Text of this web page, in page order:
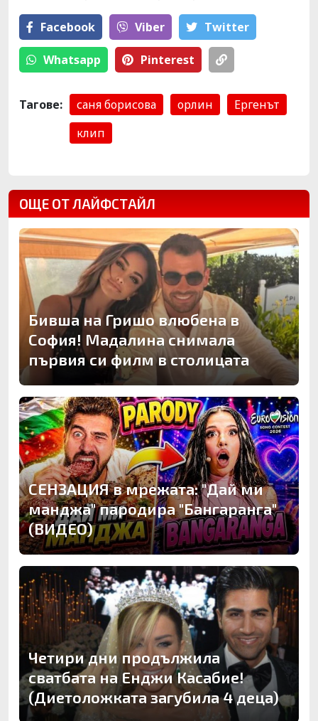
Facebook Viber Тwitter
Whatsapp Pinterest
Тагове: саня борисова орлин
Ергенът
клип
ОЩЕ ОТ ЛАЙФСТАЙЛ
Бивша на Гришо влюбена в
София! Мадалина снимала
първия си филм в столицата
СЕНЗАЦИЯ в мрежата: "Дай ми
манджа" пародира "Бангаранга"
(ВИДЕО)
Четири дни продължила
сватбата на Енджи Касабие!
(Диетоложката загубила 4 деца)